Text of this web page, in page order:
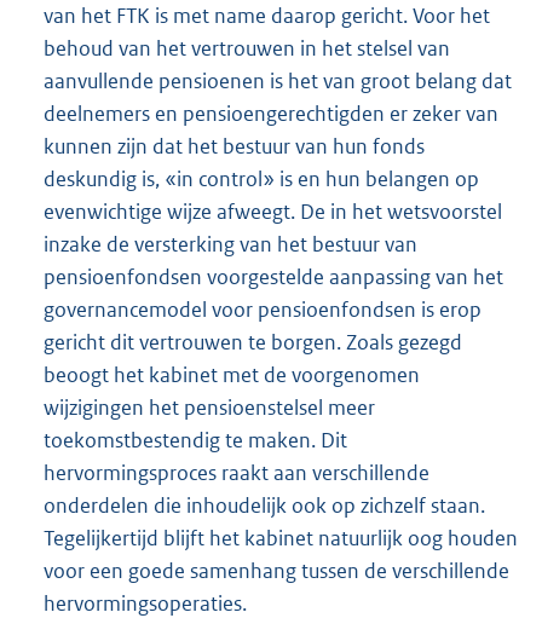
van het FTK is met name daarop gericht. Voor het
behoud van het vertrouwen in het stelsel van
aanvullende pensioenen is het van groot belang dat
deelnemers en pensioengerechtigden er zeker van
kunnen zijn dat het bestuur van hun fonds
deskundig is, «in control» is en hun belangen op
evenwichtige wijze afweegt. De in het wetsvoorstel
inzake de versterking van het bestuur van
pensioenfondsen voorgestelde aanpassing van het
governancemodel voor pensioenfondsen is erop
gericht dit vertrouwen te borgen. Zoals gezegd
beoogt het kabinet met de voorgenomen
wijzigingen het pensioenstelsel meer
toekomstbestendig te maken. Dit
hervormingsproces raakt aan verschillende
onderdelen die inhoudelijk ook op zichzelf staan.
Tegelijkertijd blijft het kabinet natuurlijk oog houden
voor een goede samenhang tussen de verschillende
hervormingsoperaties.